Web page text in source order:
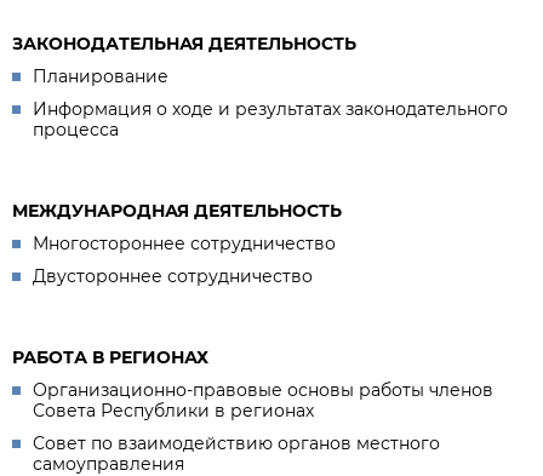
ЗАКОНОДАТЕЛЬНАЯ ДЕЯТЕЛЬНОСТЬ
Планирование
Информация о ходе и результатах законодательного
процесса
МЕЖДУНАРОДНАЯ ДЕЯТЕЛЬНОСТЬ
Многостороннее сотрудничество
Двустороннее сотрудничество
РАБОТА В РЕГИОНАХ
Организационно-правовые основы работы членов
Совета Республики в регионах
Совет по взаимодействию органов местного
самоуправления